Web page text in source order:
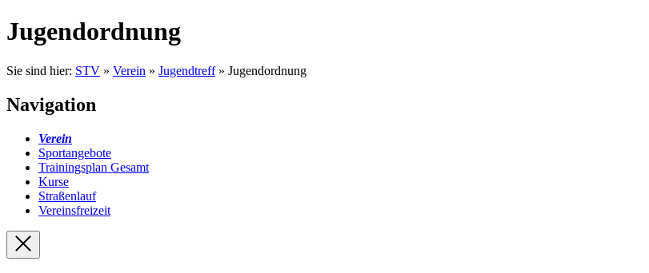
Jugendordnung
Sie sind hier: STV » Verein » Jugendtreff» Jugendordnung
Navigation
Verein
Sportangebote
Trainingsplan Gesamt
Kurse
Straßenlauf
Vereinsfreizeit